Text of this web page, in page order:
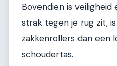
Bovendien is
strak tegen je rug zit,
zakkenrollers dan een
schoudertas.